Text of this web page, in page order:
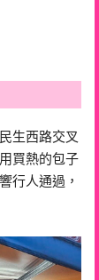
生西路交叉
買熱的包子
行人通過，